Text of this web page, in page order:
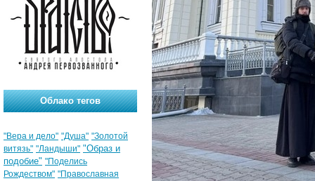
Облако тегов
"Вера и дело" "Душа" "Золотой
витязь" "Ландыши" "Образ и
подобие" "Поделись
Рождеством" "Православная